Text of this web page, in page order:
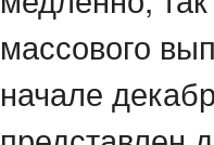
массового
начале